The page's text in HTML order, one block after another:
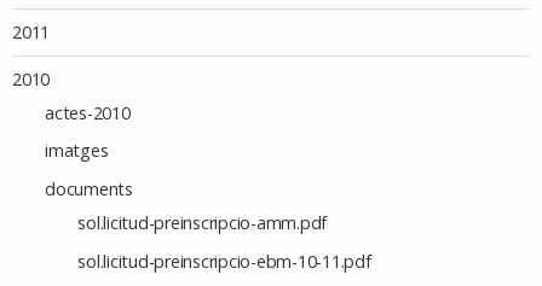
2011
2010
actes-2010
imatges
documents
sol.licitud-preinscripcio-amm.pdf
sol.licitud-preinscripcio-ebm-10-11.pdf